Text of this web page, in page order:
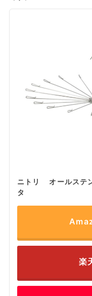
ニトリ オールステ
タ
楽